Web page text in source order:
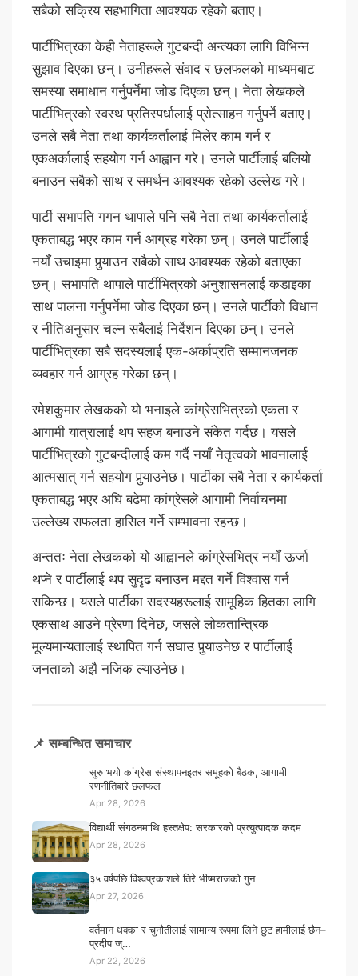
सबैको सक्रिय सहभागिता आवश्यक रहेको बताए।
पार्टीभित्रका केही नेताहरूले गुटबन्दी अन्त्यका लागि विभिन्न
सुझाव दिएका छन्। उनीहरूले संवाद र छलफलको माध्यमबाट
समस्या समाधान गर्नुपर्नेमा जोड दिएका छन्। नेता लेखकले
पार्टीभित्रको स्वस्थ प्रतिस्पर्धालाई प्रोत्साहन गर्नुपर्ने बताए।
उनले सबै नेता तथा कार्यकर्तालाई मिलेर काम गर्न र
एकअर्कालाई सहयोग गर्न आह्वान गरे। उनले पार्टीलाई बलियो
बनाउन सबैको साथ र समर्थन आवश्यक रहेको उल्लेख गरे।
पार्टी सभापति गगन थापाले पनि सबै नेता तथा कार्यकर्तालाई
एकताबद्ध भएर काम गर्न आग्रह गरेका छन्। उनले पार्टीलाई
नयाँ उचाइमा पुर्‍याउन सबैको साथ आवश्यक रहेको बताएका
छन्। सभापति थापाले पार्टीभित्रको अनुशासनलाई कडाइका
साथ पालना गर्नुपर्नेमा जोड दिएका छन्। उनले पार्टीको विधान
र नीतिअनुसार चल्न सबैलाई निर्देशन दिएका छन्। उनले
पार्टीभित्रका सबै सदस्यलाई एक-अर्काप्रति सम्मानजनक
व्यवहार गर्न आग्रह गरेका छन्।
रमेशकुमार लेखकको यो भनाइले कांग्रेसभित्रको एकता र
आगामी यात्रालाई थप सहज बनाउने संकेत गर्दछ। यसले
पार्टीभित्रको गुटबन्दीलाई कम गर्दै नयाँ नेतृत्वको भावनालाई
आत्मसात् गर्न सहयोग पुर्‍याउनेछ। पार्टीका सबै नेता र कार्यकर्ता
एकताबद्ध भएर अघि बढेमा कांग्रेसले आगामी निर्वाचनमा
उल्लेख्य सफलता हासिल गर्ने सम्भावना रहन्छ।
अन्ततः नेता लेखकको यो आह्वानले कांग्रेसभित्र नयाँ ऊर्जा
थप्ने र पार्टीलाई थप सुदृढ बनाउन मद्दत गर्ने विश्वास गर्न
सकिन्छ। यसले पार्टीका सदस्यहरूलाई सामूहिक हितका लागि
एकसाथ आउने प्रेरणा दिनेछ, जसले लोकतान्त्रिक
मूल्यमान्यतालाई स्थापित गर्न सघाउ पुर्‍याउनेछ र पार्टीलाई
जनताको अझै नजिक ल्याउनेछ।
📌 सम्बन्धित समाचार
सुरु भयो कांग्रेस संस्थापनइतर समूहको बैठक, आगामी
रणनीतिबारे छलफल
Apr 28, 2026
विद्यार्थी संगठनमाथि हस्तक्षेप: सरकारको प्रत्युत्पादक कदम
Apr 28, 2026
३५ वर्षपछि विश्वप्रकाशले तिरे भीष्मराजको गुन
Apr 27, 2026
वर्तमान धक्का र चुनौतीलाई सामान्य रूपमा लिने छुट हामीलाई छैन–
प्रदीप ज्…
Apr 22, 2026